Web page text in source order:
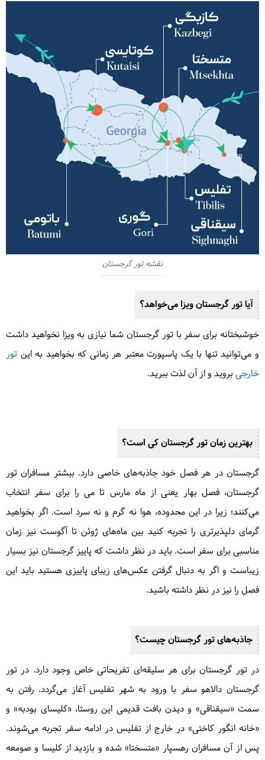
نقشه تور گرجستان
آیا تور گرجستان ویزا می‌خواهد؟
خوشبختانه برای سفر با تور گرجستان شما نیازی به ویزا نخواهید داشت
و می‌توانید تنها با یک پاسپورت معتبر هر زمانی که بخواهید به این تور
خارجی بروید و از آن لذت ببرید.
بهترین زمان تور گرجستان کی است؟
گرجستان در هر فصل خود جاذبه‌های خاصی دارد. بیشتر مسافران تور
گرجستان، فصل بهار یعنی از ماه مارس تا می را برای سفر انتخاب
می‌کنند؛ زیرا در این محدوده، هوا نه گرم و نه سرد است. اگر بخواهید
گرمای دلپذیرتری را تجربه کنید بین ماه‌های ژوئن تا آگوست نیز زمان
مناسبی برای سفر است. باید در نظر داشت که پاییز گرجستان نیز بسیار
زیباست و اگر به دنبال گرفتن عکس‌های زیبای پاییزی هستید باید این
فصل را نیز در نظر داشته باشید.
جاذبه‌های تور گرجستان چیست؟
در تور گرجستان برای هر سلیقه‌ای تفریحاتی خاص وجود دارد. در تور
گرجستان دالاهو سفر با ورود به شهر تفلیس آغاز می‌گردد. رفتن به
سمت «سیقناقی» و دیدن بافت قدیمی این روستا، «کلیسای بودبه» و
«خانه انگور کاختی» در خارج از تفلیس در ادامه سفر تجربه می‌شوند.
پس از آن مسافران رهسپار «متسختا» شده و بازدید از کلیسا و صومعه